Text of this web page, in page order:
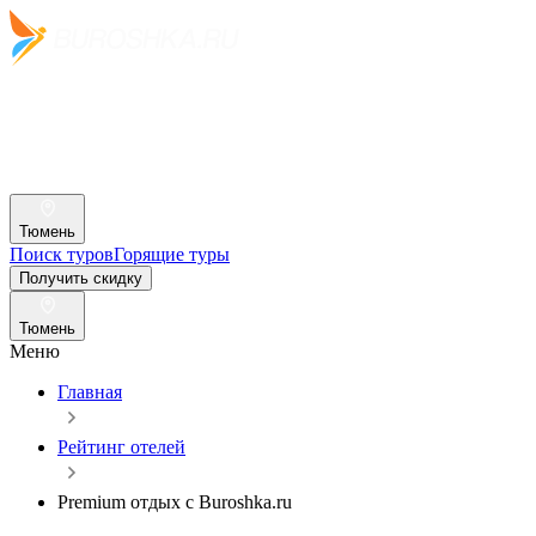
Тюмень
Поиск туровГорящие туры
Получить скидку
Тюмень
Меню
Главная
Рейтинг отелей
Premium отдых c Buroshka.ru